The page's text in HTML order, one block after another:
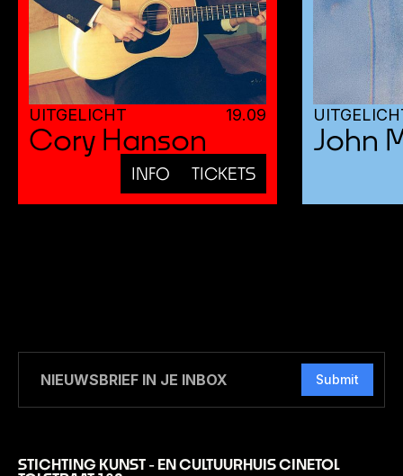
UITGELICHT 19.09
Cory Hanson
INFO TICKETS
John
Submit
STICHTING KUNST - EN CULTUURHUIS CINETOL